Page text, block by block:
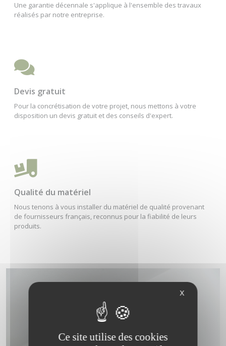
Une garantie décennale s'applique à l'ensemble des travaux
réalisés par notre entreprise.
Devis gratuit
Pour la concrétisation de votre projet, nous mettons à votre
disposition un devis gratuit et des conseils d'expert.
Qualité du matériel
Nous tenons à vous installer du matériel de qualité provenant
de fournisseurs français, reconnus pour la fiabilité de leurs
produits.
X
Ce site utilise des cookies